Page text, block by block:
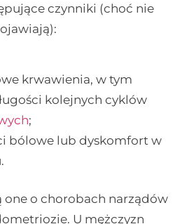
czynniki (choć nie
krwawienia, w tym
kolejnych cyklów
;
bólowe lub dyskomfort w
one o chorobach narządów
U mężczyzn